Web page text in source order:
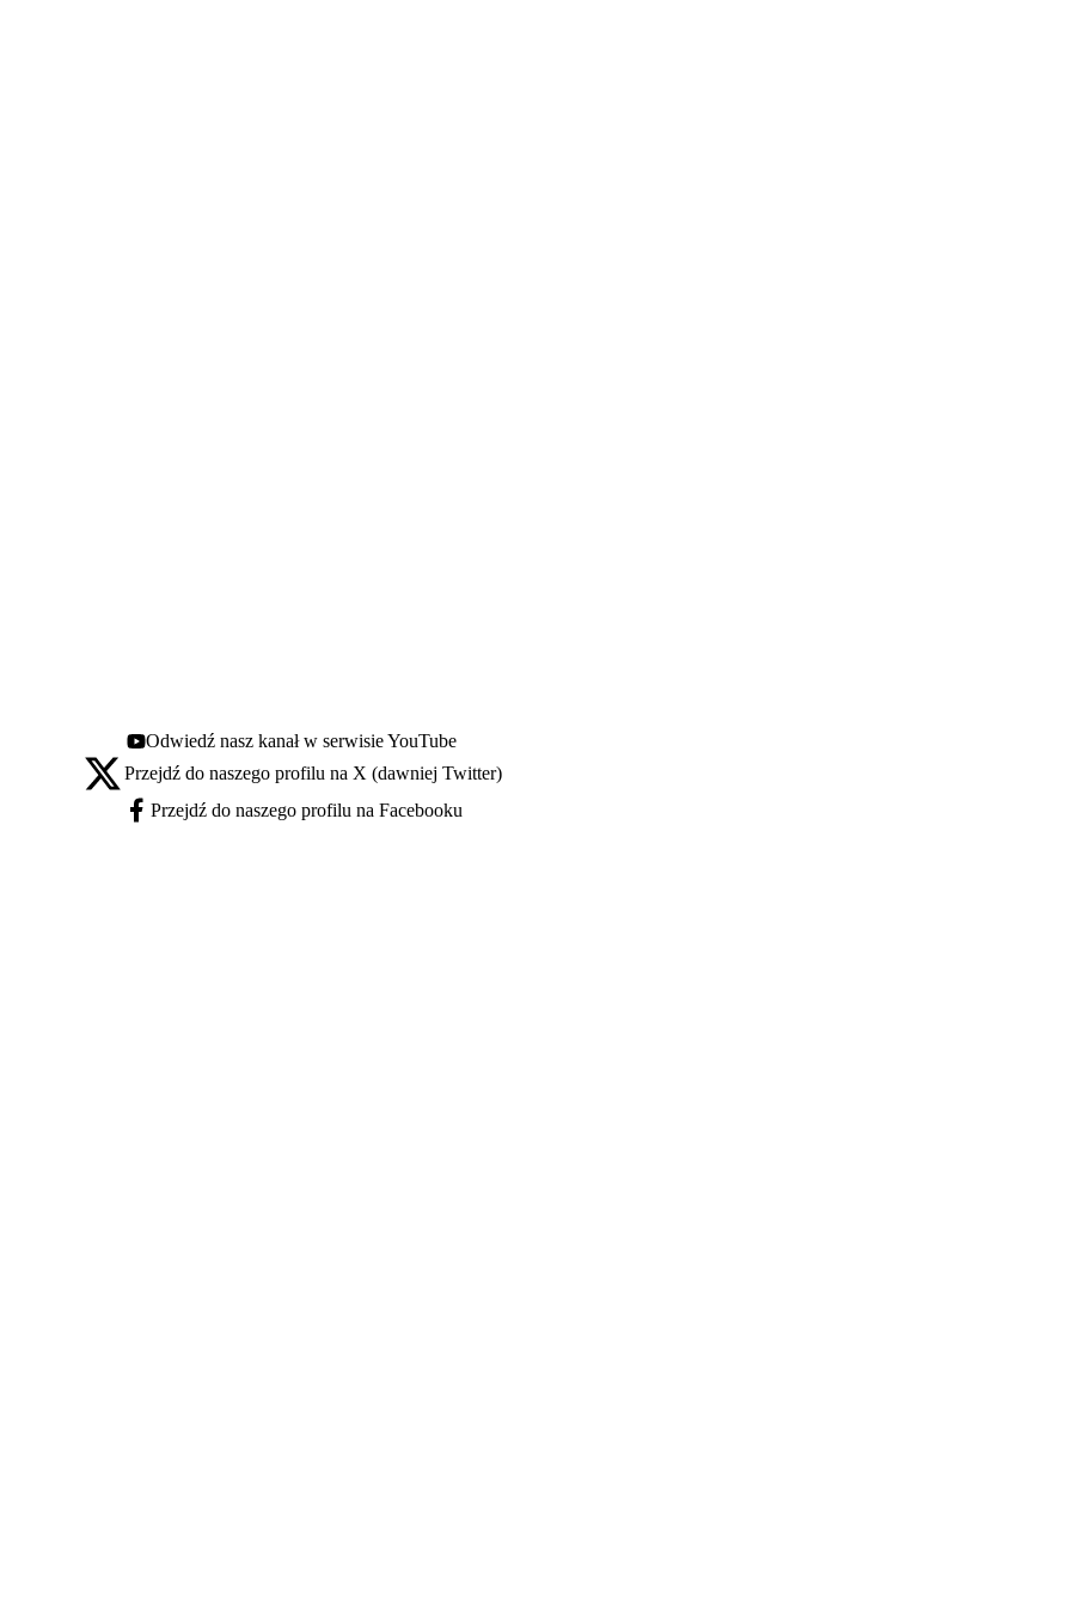
Youtube - otwiera się w nowej karcie
Odwiedź nasz kanał w serwisie YouTube
X - otwiera się w nowej karcie
Przejdź do naszego profilu na X (dawniej Twitter)
Facebook - otwiera się w nowej karcie
Przejdź do naszego profilu na Facebooku